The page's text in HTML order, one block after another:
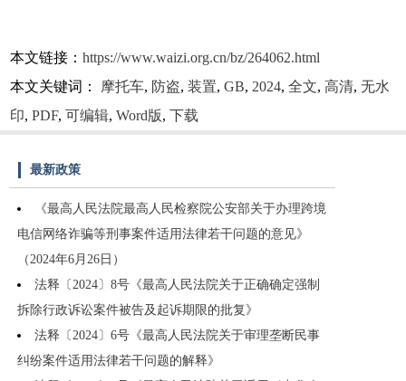
本文链接：https://www.waizi.org.cn/bz/264062.html
本文关键词：
摩托车, 防盗,装置,GB, 2024,全文,高清,无水
印,PDF,可编辑,Word版,下载
最新政策
《最高人民法院最高人民检察院公安部关于办理跨境
电信网络诈骗等刑事案件适用法律若干问题的意见》
（2024年6月26日）
法释〔2024〕8号《最高人民法院关于正确确定强制
拆除行政诉讼案件被告及起诉期限的批复》
法释〔2024〕6号《最高人民法院关于审理垄断民事
纠纷案件适用法律若干问题的解释》